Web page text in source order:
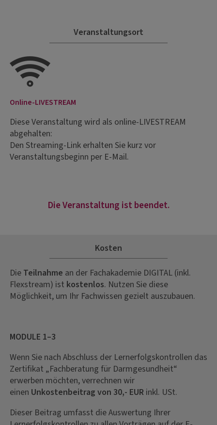
Veranstaltungsort
Online-LIVESTREAM
Diese Veranstaltung wird als online-LIVESTREAM
abgehalten:
Den Streaming-Link erhalten Sie kurz vor
Veranstaltungsbeginn per E-Mail.
Die Veranstaltung ist beendet.
Kosten
Die Teilnahme an der Fachakademie DIGITAL (inkl.
Flexstream) ist kostenlos. Nutzen Sie diese
Möglichkeit, um Ihr Fachwissen gezielt auszubauen.
MODULE 1–3
Wenn Sie nach Abschluss der Lernerfolgskontrollen das
Zertifikat „Fachberatung für Darmgesundheit“
erwerben möchten, verrechnen wir
einen Unkostenbeitrag von 30,- EUR inkl. USt.
Dieser Beitrag umfasst die Auswertung Ihrer